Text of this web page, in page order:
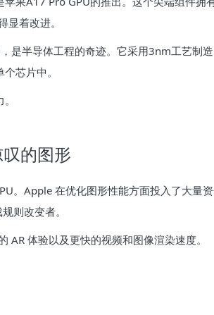
着改进。
，是半导体工程的奇迹。它采用3nm工艺制
芯片中。
的图形
。Apple 在优化图形性能方面投入了大量
则改变者。
AR 体验以及更快的视频和图像渲染速度。